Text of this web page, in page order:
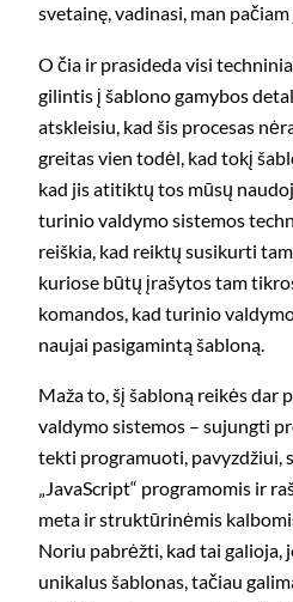
svetainę, vadinasi, man
O čia ir prasideda visi
gilintis į šablono gamybos
atskleisiu, kad šis procesas
greitas vien todėl, kad tokį
kad jis atitiktų tos mūsų
turinio valdymo sistemos
reiškia, kad reiktų susikurti
kuriose būtų įrašytos tam
komandos, kad turinio
naujai pasigamintą šabloną.
Maža to, šį šabloną reikės
valdymo sistemos – sujungti
tekti programuoti, pavyzdžiui,
„JavaScript“ programomis ir
meta ir struktūrinėmis
Noriu pabrėžti, kad tai galioja,
unikalus šablonas, tačiau